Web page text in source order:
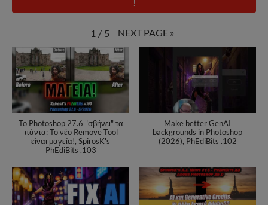
!
1 / 5 NEXT PAGE »
Το Photoshop 27.6 "σβήνει" τα
πάντα: Το νέο Remove Tool
είναι μαγεία!, SpirosK's
PhEdiBits .103
Make better GenAI
backgrounds in Photoshop
(2026), PhEdiBits .102